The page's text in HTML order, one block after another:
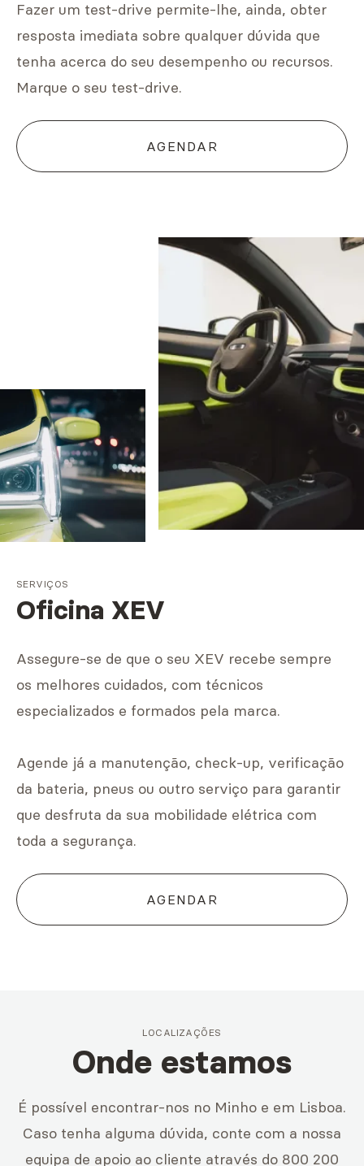
Fazer um test-drive permite-lhe, ainda, obter
resposta imediata sobre qualquer dúvida que
tenha acerca do seu desempenho ou recursos.
Marque o seu test-drive.
AGENDAR
SERVIÇOS
Oficina XEV
Assegure-se de que o seu XEV recebe sempre
os melhores cuidados, com técnicos
especializados e formados pela marca.
Agende já a manutenção, check-up, verificação
da bateria, pneus ou outro serviço para garantir
que desfruta da sua mobilidade elétrica com
toda a segurança.
AGENDAR
LOCALIZAÇÕES
Onde estamos
É possível encontrar-nos no Minho e em Lisboa.
Caso tenha alguma dúvida, conte com a nossa
equipa de apoio ao cliente através do 800 200